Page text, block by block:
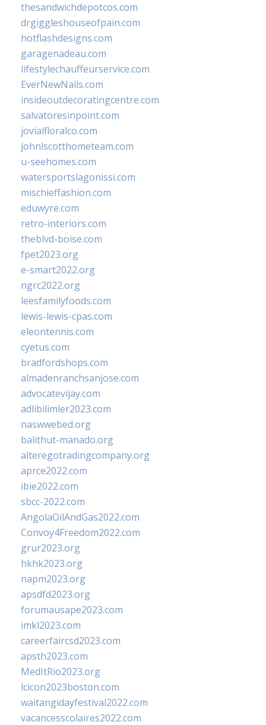
thesandwichdepotcos.com
drgiggleshouseofpain.com
hotflashdesigns.com
garagenadeau.com
lifestylechauffeurservice.com
EverNewNails.com
insideoutdecoratingcentre.com
salvatoresinpoint.com
jovialfloralco.com
johnlscotthometeam.com
u-seehomes.com
watersportslagonissi.com
mischieffashion.com
eduwyre.com
retro-interiors.com
theblvd-boise.com
fpet2023.org
e-smart2022.org
ngrc2022.org
leesfamilyfoods.com
lewis-lewis-cpas.com
eleontennis.com
cyetus.com
bradfordshops.com
almadenranchsanjose.com
advocatevijay.com
adlibilimler2023.com
naswwebed.org
balithut-manado.org
alteregotradingcompany.org
aprce2022.com
ibie2022.com
sbcc-2022.com
AngolaOilAndGas2022.com
Convoy4Freedom2022.com
grur2023.org
hkhk2023.org
napm2023.org
apsdfd2023.org
forumausape2023.com
imkl2023.com
careerfaircsd2023.com
apsth2023.com
MedItRio2023.org
lcicon2023boston.com
waitangidayfestival2022.com
vacancesscolaires2022.com